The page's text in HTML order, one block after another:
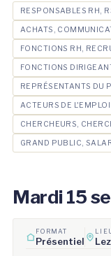
RESPONSABLES RH,
ACHATS,
FONCTIONS RH,
FONCTIONS
REPRÉSENTANTS DU
ACTEURS DE
CHERCHEURS,
GRAND PUBLIC,
Mardi 15
FORMAT
Présentiel